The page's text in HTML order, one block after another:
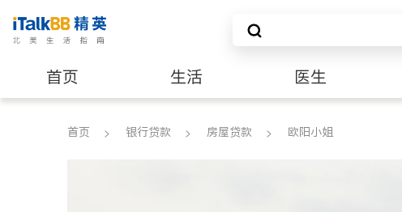
首页 生活 医生
养老 非盈利组织
首页 银行贷款 房屋贷款 欧阳小姐